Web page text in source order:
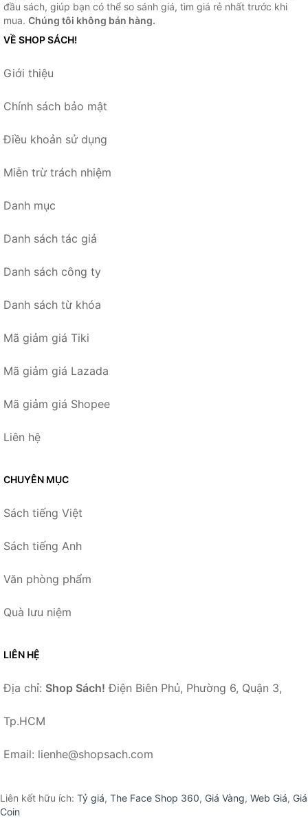
đầu sách, giúp bạn có thể so sánh giá, tìm giá rẻ nhất trước khi
mua. Chúng tôi không bán hàng.
VỀ SHOP SÁCH!
Giới thiệu
Chính sách bảo mật
Điều khoản sử dụng
Miễn trừ trách nhiệm
Danh mục
Danh sách tác giả
Danh sách công ty
Danh sách từ khóa
Mã giảm giá Tiki
Mã giảm giá Lazada
Mã giảm giá Shopee
Liên hệ
CHUYÊN MỤC
Sách tiếng Việt
Sách tiếng Anh
Văn phòng phẩm
Quà lưu niệm
LIÊN HỆ
Địa chỉ: Shop Sách! Điện Biên Phủ, Phường 6, Quận 3,
Tp.HCM
Email: lienhe@shopsach.com
Liên kết hữu ích: Tỷ giá, The Face Shop 360, Giá Vàng, Web Giá, Giá
Coin